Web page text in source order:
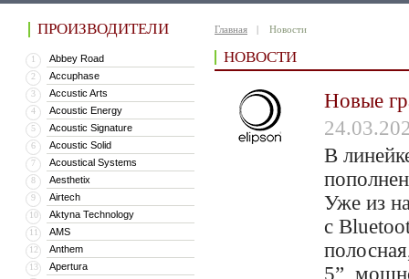
ПРОИЗВОДИТЕЛИ
1 Abbey Road
2 Accuphase
3 Accustic Arts
4 Acoustic Energy
5 Acoustic Signature
6 Acoustic Solid
7 Acoustical Systems
8 Aesthetix
9 Airtech
10 Aktyna Technology
11 AMS
12 Anthem
13 Apertura
Главная Новости
НОВОСТИ
Новые
В
Уже из
с
5”,